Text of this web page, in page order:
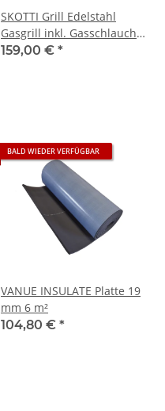
SKOTTI Grill Edelstahl
Gasgrill inkl. Gasschlauch
mit Regulator & gratis
159,00 € *
BALD WIEDER VERFÜGBAR
VANUE INSULATE Platte 19
mm 6 m²
104,80 € *